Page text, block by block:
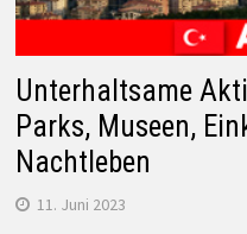
Unterhaltsame
Parks, Museen,
Nachtleben
11. Juni 2023